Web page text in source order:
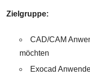
Zielgruppe:
CAD/CAM
möchten
Exocad